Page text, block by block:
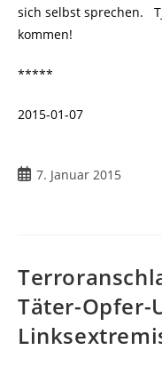
sich selbst sprechen.
kommen!
*****
2015-01-07
Beitrag
7. Januar 2015
Täter-Opfer-